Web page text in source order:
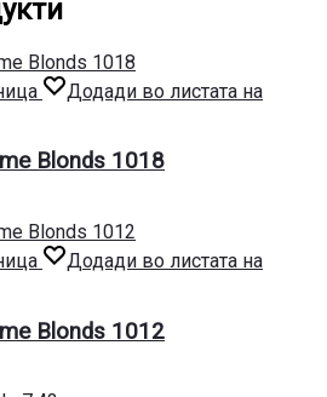
Додади во листата на
Blonds 1018
Додади во листата на
Blonds 1012